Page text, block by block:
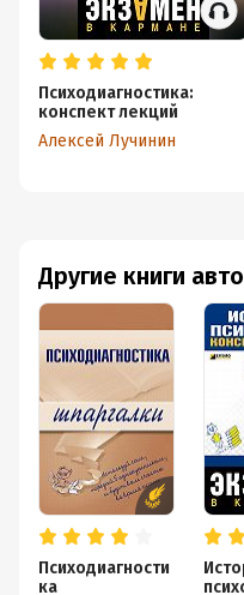
Другие книги
Психодиагности
ка
Психодиагностика:
конспект лекций
Алексей Лучинин